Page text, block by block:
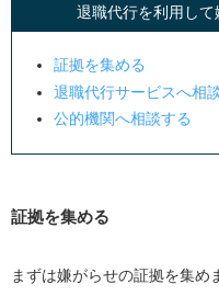
退職代行を利用し
証拠を集める
退職代行サービスへ相
公的機関へ相談する
証拠を集める
まずは嫌がらせの証拠を集め